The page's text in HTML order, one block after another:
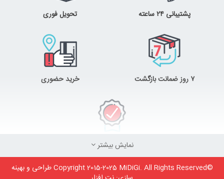
تحویل فوری پشتیبانی ۲۴ ساعته
خرید حضوری ۷ روز ضمانت بازگشت
ضمانت اصل‌بودن کالا
نمایش بیشتر
©Copyright 2015-2025 MiDiGi. All Rights Reserved طراحی و بهینه